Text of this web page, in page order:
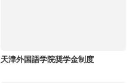
天津外国語学院奨学金制度